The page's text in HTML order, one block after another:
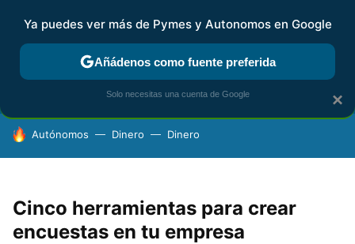
FISCALIDAD Y CONTABILIDAD KIT DIGITAL RENTA
HOY SE HABLA DE
Autónomos Dinero Dinero
Cinco herramientas para crear
encuestas en tu empresa
×
Ya puedes ver más de Pymes y Autonomos en Google
Añádenos como fuente preferida
Solo necesitas una cuenta de Google